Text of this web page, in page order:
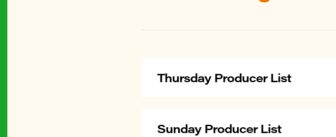
Thursday Producer List
Sunday Producer List